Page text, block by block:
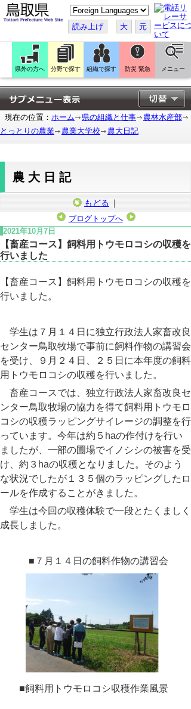
こ
の
ペ
ー
ジ
翻
訳
す
る
読み上げ 大 元
県外の方へ 分野で探す 組織で探す 防災 緊急 メニュー
現在の位置： ホーム 県の組織と仕事
農林水産部
とっとりの農業
農業大学校 農大日記
農大日記
もどる ｜
ブログトップへ
2021年10月7日
【畜産コース】飼料用トウモロコシの収穫を
行いました
【畜産コース】飼料用トウモロコシの収穫を
行いました。
学生は７月１４日に独立行政法人家畜改良
センター鳥取牧場で事前に飼料作物の講習会
を受け、９月２４日、２５日に本年度の飼料
用トウモロコシの収穫を行いました。
畜産コースでは、独立行政法人家畜改良セ
ンター鳥取牧場の協力を得て飼料用トウモロ
コシの収穫ラッピングサイレージの調整を行
っています。今年は約５haの作付けを行い
ましたが、一部の圃場でイノシシの被害を受
け、約３haの収穫となりました。そのよう
な状況でしたが１３５個のラッピングしたロ
ールを作成することがきました。
学生は今回の収穫体験で一段とたくましく
成長しました。
■７月１４日の飼料作物の講習会
■飼料用トウモロコシ収穫作業風景